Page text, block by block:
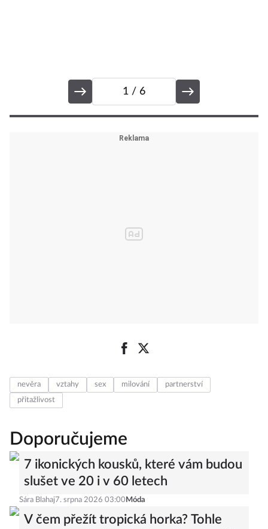
1 / 6
nevěra vztahy sex milování
partnerství
přitažlivost
Doporučujeme
7 ikonických kousků, které vám budou
slušet ve 20 i v 60 letech
Sára Blahaj7. srpna 2026 03:00 Móda
V čem přežít tropická horka? Tohle